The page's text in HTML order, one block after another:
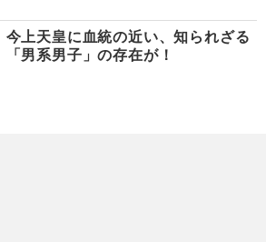
今上天皇に血統の近い、知られざる
「男系男子」の存在が！